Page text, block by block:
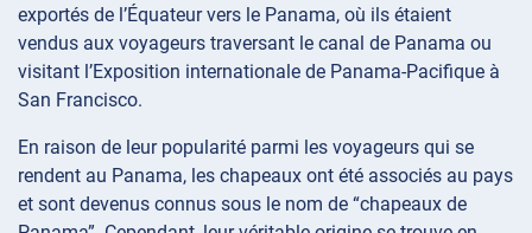
exportés de l’Équateur vers le Panama, où ils étaient
vendus aux voyageurs traversant le canal de Panama ou
visitant l’Exposition internationale de Panama-Pacifique à
San Francisco.
En raison de leur popularité parmi les voyageurs qui se
rendent au Panama, les chapeaux ont été associés au pays
et sont devenus connus sous le nom de “chapeaux de